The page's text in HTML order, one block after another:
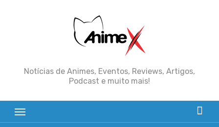
Notícias de Animes, Eventos, Reviews, Artigos,
Podcast e muito mais!